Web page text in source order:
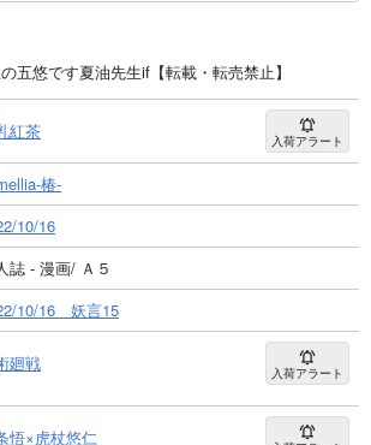
五悠です夏油先生if【転載・転売禁止】
紅茶 入荷アラート
椿-
10/16
誌 - 漫画/ Ａ５
10/16 妖言15
廻戦 入荷アラート
悟×虎杖悠仁